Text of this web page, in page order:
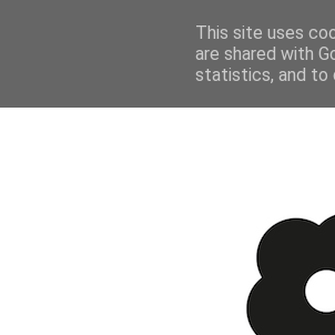
ACCUEILThis site uses
are shared with
statistics, and to